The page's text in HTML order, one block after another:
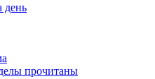
день
прочитаны